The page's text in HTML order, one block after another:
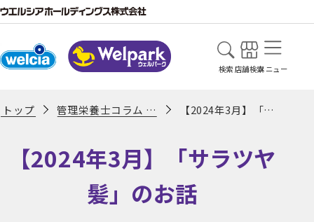
検索 店舗検索メニュー
トップ 管理栄養士コラム 一覧ページ 【2024年3月】「サラツヤ髪」のお話
【2024年3月】「サラツヤ
髪」のお話